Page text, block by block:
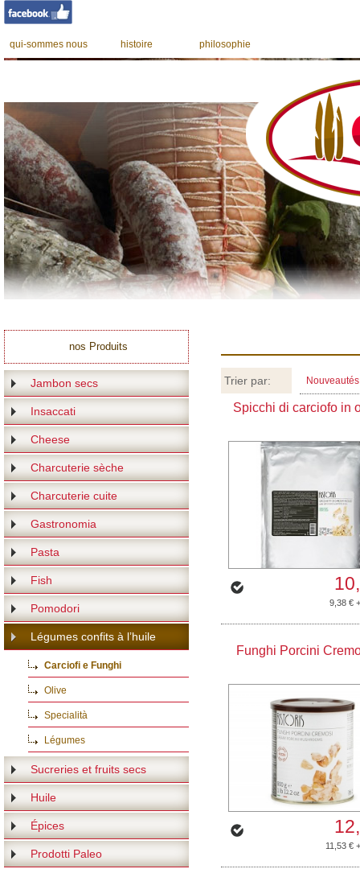
qui-sommes nous histoire philosophie
nos Produits
Jambon secs
Insaccati
Cheese
Charcuterie sèche
Charcuterie cuite
Gastronomia
Pasta
Fish
Pomodori
Légumes confits à l’huile
Carciofi e Funghi
Olive
Specialità
Légumes
Sucreries et fruits secs
Huile
Épices
Prodotti Paleo
Trier par: Nouveautés
Spicchi di carciofo in
9,38 €
Funghi Porcini
11,53 €